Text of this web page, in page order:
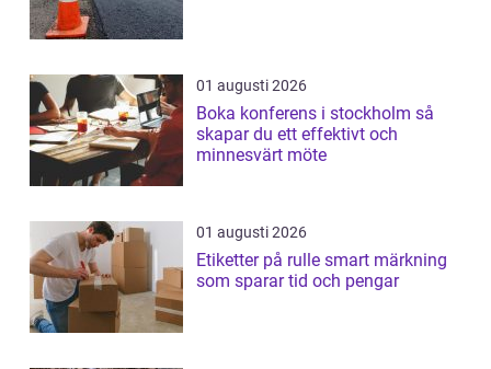
01 augusti 2026
Boka konferens i stockholm så
skapar du ett effektivt och
minnesvärt möte
01 augusti 2026
Etiketter på rulle smart märkning
som sparar tid och pengar